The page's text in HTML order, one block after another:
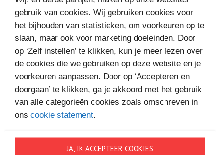
gebruik van cookies. Wij gebruiken cookies voor
het bijhouden van statistieken, om voorkeuren op te
slaan, maar ook voor marketing doeleinden. Door
op ‘Zelf instellen’ te klikken, kun je meer lezen over
de cookies die we gebruiken op deze website en je
voorkeuren aanpassen. Door op ‘Accepteren en
doorgaan’ te klikken, ga je akkoord met het gebruik
van alle categorieën cookies zoals omschreven in
ons cookie statement.
JA, IK ACCEPTEER COOKIES
MEER BOEKEN VAN
VAKANTIELEZEN